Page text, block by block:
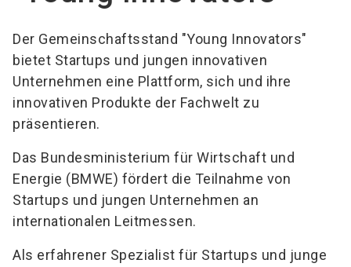
Der Gemeinschaftsstand "Young Innovators"
bietet Startups und jungen innovativen
Unternehmen eine Plattform, sich und ihre
innovativen Produkte der Fachwelt zu
präsentieren.
Das Bundesministerium für Wirtschaft und
Energie (BMWE) fördert die Teilnahme von
Startups und jungen Unternehmen an
internationalen Leitmessen.
Als erfahrener Spezialist für Startups und junge